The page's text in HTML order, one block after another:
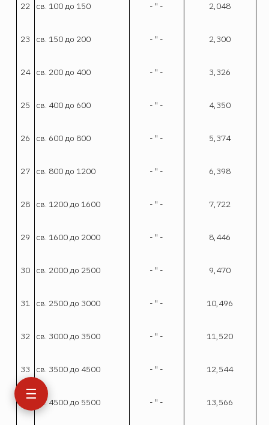
☰
22 св. 100 до 150 - " - 2,048
23 св. 150 до 200 - " - 2,300
24 св. 200 до 400 - " - 3,326
25 св. 400 до 600 - " - 4,350
26 св. 600 до 800 - " - 5,374
27 св. 800 до 1200 - " - 6,398
28 св. 1200 до 1600 - " - 7,722
29 св. 1600 до 2000 - " - 8,446
30 св. 2000 до 2500 - " - 9,470
31 св. 2500 до 3000 - " - 10,496
32 св. 3000 до 3500 - " - 11,520
33 св. 3500 до 4500 - " - 12,544
34 св. 4500 до 5500 - " - 13,566